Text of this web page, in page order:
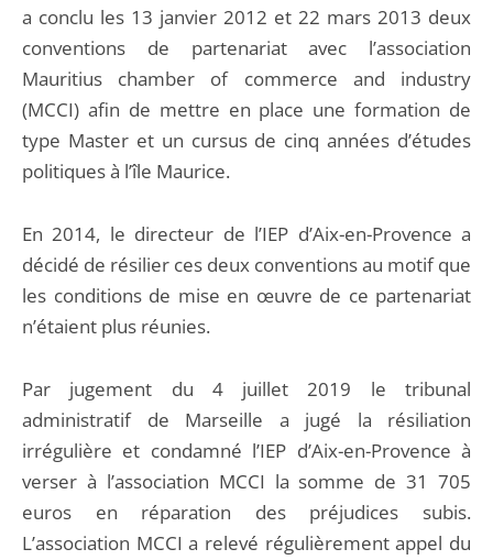
a conclu les 13 janvier 2012 et 22 mars 2013 deux
conventions de partenariat avec l’association
Mauritius chamber of commerce and industry
(MCCI) afin de mettre en place une formation de
type Master et un cursus de cinq années d’études
politiques à l’île Maurice.
En 2014, le directeur de l’IEP d’Aix-en-Provence a
décidé de résilier ces deux conventions au motif que
les conditions de mise en œuvre de ce partenariat
n’étaient plus réunies.
Par jugement du 4 juillet 2019 le tribunal
administratif de Marseille a jugé la résiliation
irrégulière et condamné l’IEP d’Aix-en-Provence à
verser à l’association MCCI la somme de 31 705
euros en réparation des préjudices subis.
L’association MCCI a relevé régulièrement appel du